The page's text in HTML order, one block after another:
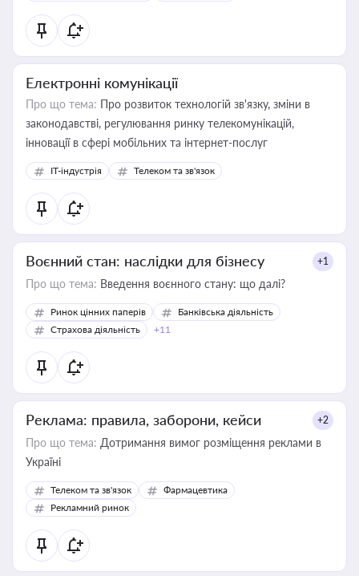
Електронні комунікації
Про що тема: Про розвиток технологій зв'язку, зміни в
законодавстві, регулювання ринку телекомунікацій,
інновації в сфері мобільних та інтернет-послуг
IT-індустрія Телеком та зв'язок
Воєнний стан: наслідки для бізнесу +1
Про що тема: Введення воєнного стану: що далі?
Ринок цінних паперів
Банківська діяльність
Страхова діяльність
+11
Реклама: правила, заборони, кейси +2
Про що тема: Дотримання вимог розміщення реклами в
Україні
Телеком та зв'язок
Фармацевтика
Рекламний ринок